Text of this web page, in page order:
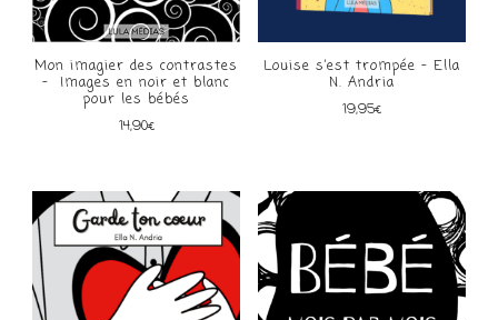
Mon imagier des contrastes
– Images en noir et blanc
pour les bébés
14,90€
Louise s’est trompée – Ella
N. Andria
19,95€